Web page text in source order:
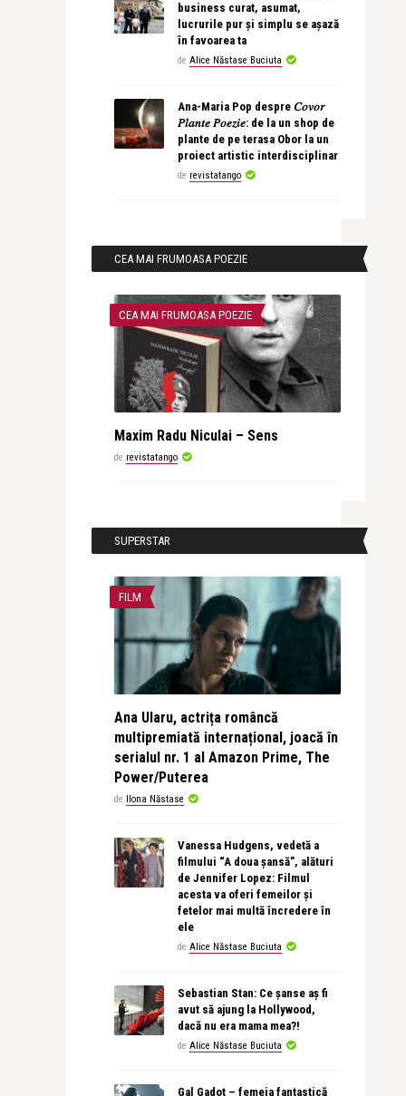
business curat, asumat,
lucrurile pur și simplu se așază
în favoarea ta
de Alice Năstase Buciuta
Ana-Maria Pop despre 𝐶𝑜𝑣𝑜𝑟
𝑃𝑙𝑎𝑛𝑡𝑒 𝑃𝑜𝑒𝑧𝑖𝑒: de la un shop de
plante de pe terasa Obor la un
proiect artistic interdisciplinar
de revistatango
CEA MAI FRUMOASA POEZIE
CEA MAI FRUMOASA POEZIE
Maxim Radu Niculai – Sens
de revistatango
SUPERSTAR
FILM
Ana Ularu, actrița româncă
multipremiată internațional, joacă în
serialul nr. 1 al Amazon Prime, The
Power/Puterea
de Ilona Năstase
Vanessa Hudgens, vedetă a
filmului “A doua șansă”, alături
de Jennifer Lopez: Filmul
acesta va oferi femeilor și
fetelor mai multă încredere în
ele
de Alice Năstase Buciuta
Sebastian Stan: Ce șanse aș fi
avut să ajung la Hollywood,
dacă nu era mama mea?!
de Alice Năstase Buciuta
Gal Gadot – femeia fantastică